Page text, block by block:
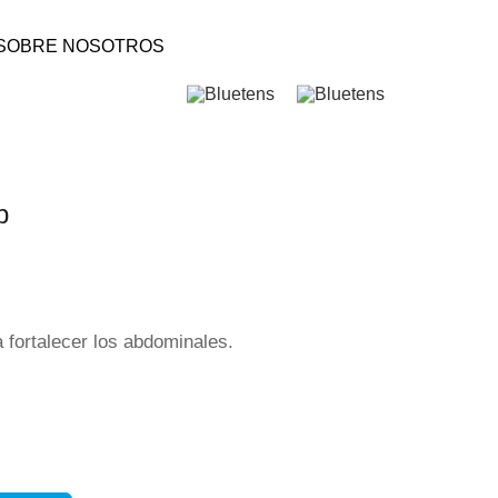
NOSOTROS
fortalecer los abdominales.